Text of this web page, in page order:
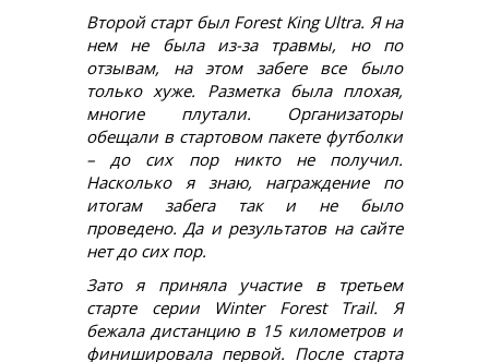
Второй старт был Forest King Ultra. Я на
нем не была из-за травмы, но по
отзывам, на этом забеге все было
только хуже. Разметка была плохая,
многие плутали. Организаторы
обещали в стартовом пакете футболки
– до сих пор никто не получил.
Насколько я знаю, награждение по
итогам забега так и не было
проведено. Да и результатов на сайте
нет до сих пор.
Зато я приняла участие в третьем
старте серии Winter Forest Trail. Я
бежала дистанцию в 15 километров и
финишировала первой. После старта